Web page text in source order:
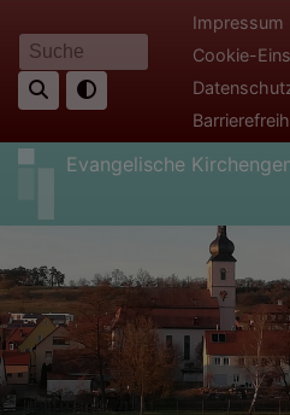
zum
Inhalt
Suche
Impressum
Cookie-
Evangelische